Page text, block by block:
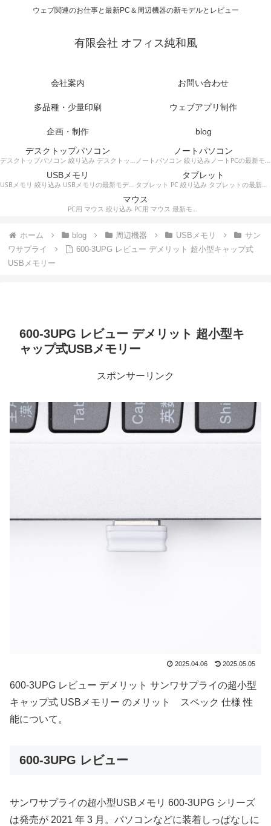
ウェブ関連のお仕事と最新PC＆周辺機器の新モデルとレビュー
有限会社 オフィス純和風
会社案内 お問い合わせ
多品種・少量印刷 ウェブアプリ制作
企画・制作
blog
デスクトップパソコン
デスクトップパソコン 絞り込み デスクトップPCの最新モデルやスペック・仕様に関する情報。
ノートパソコン
ノートパソコン 絞り込みノートPCの最新モデルやスペック・仕様に関する情報。
USBメモリ
USBメモリ 絞り込み USBメモリの最新モデルやスペック・仕様に関する情報。
タブレット
タブレット PC 絞り込み タブレットの最新モデルやスペック・仕様に関する情報。
マウス
PC用 マウス 絞り込み PC用 マウス 最新モデルやスペック・仕様に関する情報。ワイヤレスマウス、有線マウス、接続タイプなど。
ホーム blog 周辺機器 USBメモリ
サン
ワサプライ
600-3UPG レビュー デメリット 超小型キャップ式
USBメモリー
600-3UPG レビュー デメリット 超小型キ
ャップ式USBメモリー
スポンサーリンク
2025.04.06 2025.05.05
600-3UPG レビュー デメリット サンワサプライの超小型
キャップ式 USBメモリー のメリット スペック 仕様 性
能について。
600-3UPG レビュー
サンワサプライの超小型USBメモリ 600-3UPG シリーズ
は発売が 2021 年 3 月。パソコンなどに装着しっぱなしに